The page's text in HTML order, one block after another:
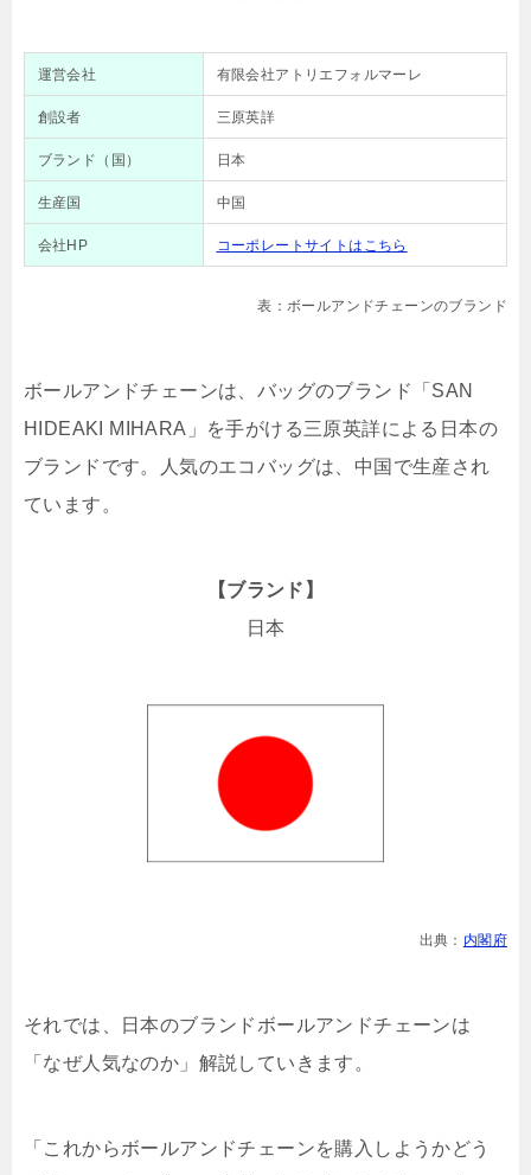
運営会社 有限会社アトリエフォルマーレ
創設者 三原英詳
ブランド（国） 日本
生産国 中国
会社HP コーポレートサイトはこちら
表：ボールアンドチェーンのブランド
ボールアンドチェーンは、バッグのブランド「SAN
HIDEAKI MIHARA」を手がける三原英詳による日本の
ブランドです。人気のエコバッグは、中国で生産され
ています。
【ブランド】
日本
出典： 内閣府
それでは、日本のブランドボールアンドチェーンは
「なぜ人気なのか」解説していきます。
「これからボールアンドチェーンを購入しようかどう